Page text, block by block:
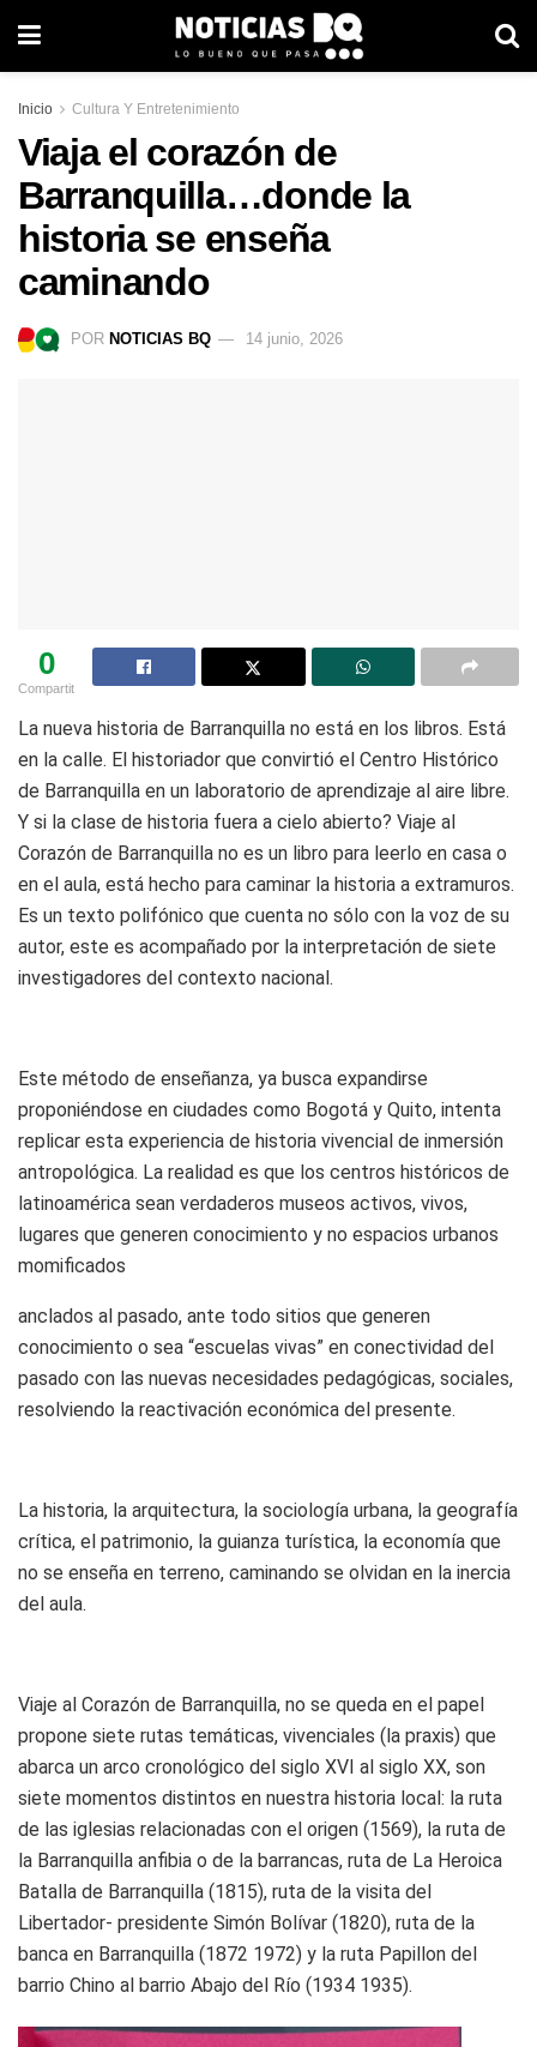
Inicio Cultura Y Entretenimiento
Viaja el corazón de
Barranquilla…donde la
historia se enseña
caminando
POR NOTICIAS BQ 14 junio, 2026
0
Compartit
La nueva historia de Barranquilla no está en los libros. Está
en la calle. El historiador que convirtió el Centro Histórico
de Barranquilla en un laboratorio de aprendizaje al aire libre.
Y si la clase de historia fuera a cielo abierto? Viaje al
Corazón de Barranquilla no es un libro para leerlo en casa o
en el aula, está hecho para caminar la historia a extramuros.
Es un texto polifónico que cuenta no sólo con la voz de su
autor, este es acompañado por la interpretación de siete
investigadores del contexto nacional.
Este método de enseñanza, ya busca expandirse
proponiéndose en ciudades como Bogotá y Quito, intenta
replicar esta experiencia de historia vivencial de inmersión
antropológica. La realidad es que los centros históricos de
latinoamérica sean verdaderos museos activos, vivos,
lugares que generen conocimiento y no espacios urbanos
momificados
anclados al pasado, ante todo sitios que generen
conocimiento o sea “escuelas vivas” en conectividad del
pasado con las nuevas necesidades pedagógicas, sociales,
resolviendo la reactivación económica del presente.
La historia, la arquitectura, la sociología urbana, la geografía
crítica, el patrimonio, la guianza turística, la economía que
no se enseña en terreno, caminando se olvidan en la inercia
del aula.
Viaje al Corazón de Barranquilla, no se queda en el papel
propone siete rutas temáticas, vivenciales (la praxis) que
abarca un arco cronológico del siglo XVI al siglo XX, son
siete momentos distintos en nuestra historia local: la ruta
de las iglesias relacionadas con el origen (1569), la ruta de
la Barranquilla anfibia o de la barrancas, ruta de La Heroica
Batalla de Barranquilla (1815), ruta de la visita del
Libertador- presidente Simón Bolívar (1820), ruta de la
banca en Barranquilla (1872 1972) y la ruta Papillon del
barrio Chino al barrio Abajo del Río (1934 1935).